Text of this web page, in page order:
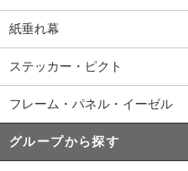
紙垂れ幕
ステッカー・ピクト
フレーム・パネル・イーゼル
グループから探す